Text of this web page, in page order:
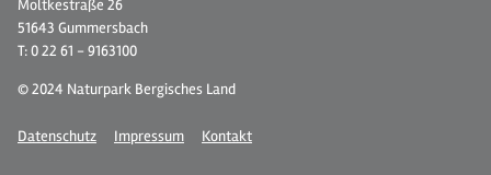
Moltkestraße 26
51643 Gummersbach
T: 0 22 61 - 9163100
© 2024 Naturpark Bergisches Land
Datenschutz Impressum Kontakt